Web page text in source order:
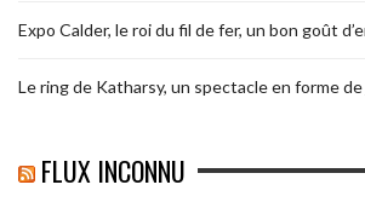
Expo Calder, le roi du fil de fer, un bon goût
Le ring de Katharsy, un spectacle en forme
FLUX INCONNU